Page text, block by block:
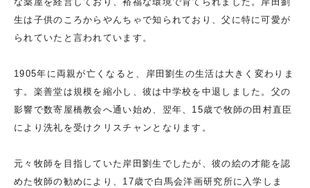
生は子供のころからやんちゃで知られており、父に特に可愛が
られていたと言われています。
1905年に両親が亡くなると、岸田劉生の生活は大きく変わりま
す。楽善堂は規模を縮小し、彼は中学校を中退しました。父の
影響で数寄屋橋教会へ通い始め、翌年、15歳で牧師の田村直臣
により洗礼を受けクリスチャンとなります。
元々牧師を目指していた岸田劉生でしたが、彼の絵の才能を認
めた牧師の勧めにより、17歳で白馬会洋画研究所に入学しま